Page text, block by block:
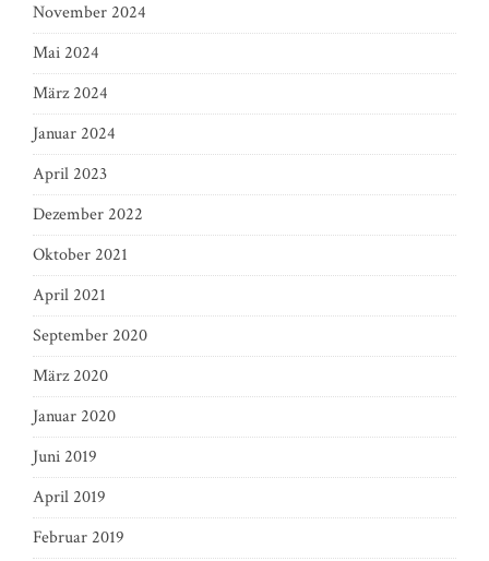
November 2024
Mai 2024
März 2024
Januar 2024
April 2023
Dezember 2022
Oktober 2021
April 2021
September 2020
März 2020
Januar 2020
Juni 2019
April 2019
Februar 2019